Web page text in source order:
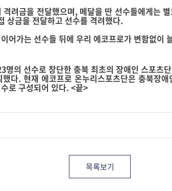
려금을 전달했으며, 메달을 딴 선수들에게는
상금을 전달하고 선수를 격려했다.
어가는 선수들 뒤에 우리 에코프로가 변함없이
명의 선수로 창단한 충북 최초의 장애인 스포츠
했다.현재 에코프로 온누리스포츠단은 충북장
로 구성되어 있다. <끝>
목록보기